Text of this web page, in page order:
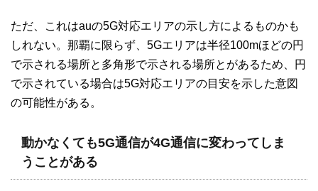
ただ、これはauの5G対応エリアの示し方によるものかも
しれない。那覇に限らず、5Gエリアは半径100mほどの円
で示される場所と多角形で示される場所とがあるため、円
で示されている場合は5G対応エリアの目安を示した意図
の可能性がある。
動かなくても5G通信が4G通信に変わってしま
うことがある